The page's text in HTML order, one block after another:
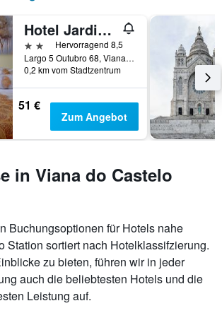
Hotel Jardim Viana Do Castelo
2 SterneHervorragend 8,5
Largo 5 Outubro 68, Viana do Castelo, Distrikt Viana do Castelo, Portugal
0,2 km vom Stadtzentrum
51 €
Zum Angebot
in Viana do Castelo
Buchungsoptionen für Hotels nahe
Station sortiert nach Hotelklassifzierung.
zu bieten, führen wir in jeder
auch die beliebtesten Hotels und die
Leistung auf.